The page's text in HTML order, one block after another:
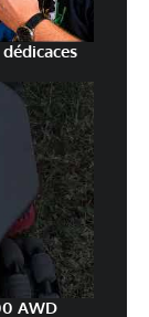
AWD